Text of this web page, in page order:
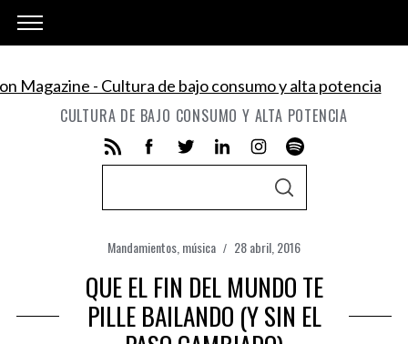
CULTURA DE BAJO CONSUMO Y ALTA POTENCIA
c
h
f
S
C
H
Mandamientos música 28 abril, 2016
QUE EL FIN DEL MUNDO TE
PILLE BAILANDO (Y SIN EL